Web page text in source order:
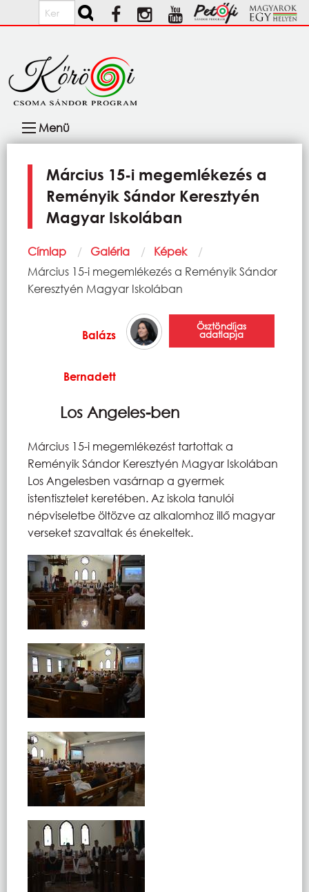
Ugrás a tartalomra
Keresés
navigáció
Menü
Március 15-i megemlékezés a
Reményik Sándor Keresztyén
Magyar Iskolában
Morzsa
Címlap Galéria
Képek
Current:
Március 15-i megemlékezés a Reményik Sándor
Keresztyén Magyar Iskolában
Balázs
Bernadett
Ösztöndíjas
adatlapja
Los Angeles-ben
Március 15-i megemlékezést tartottak a
Reményik Sándor Keresztyén Magyar Iskolában
Los Angelesben vasárnap a gyermek
istentisztelet keretében. Az iskola tanulói
népviseletbe öltözve az alkalomhoz illő magyar
verseket szavaltak és énekeltek.